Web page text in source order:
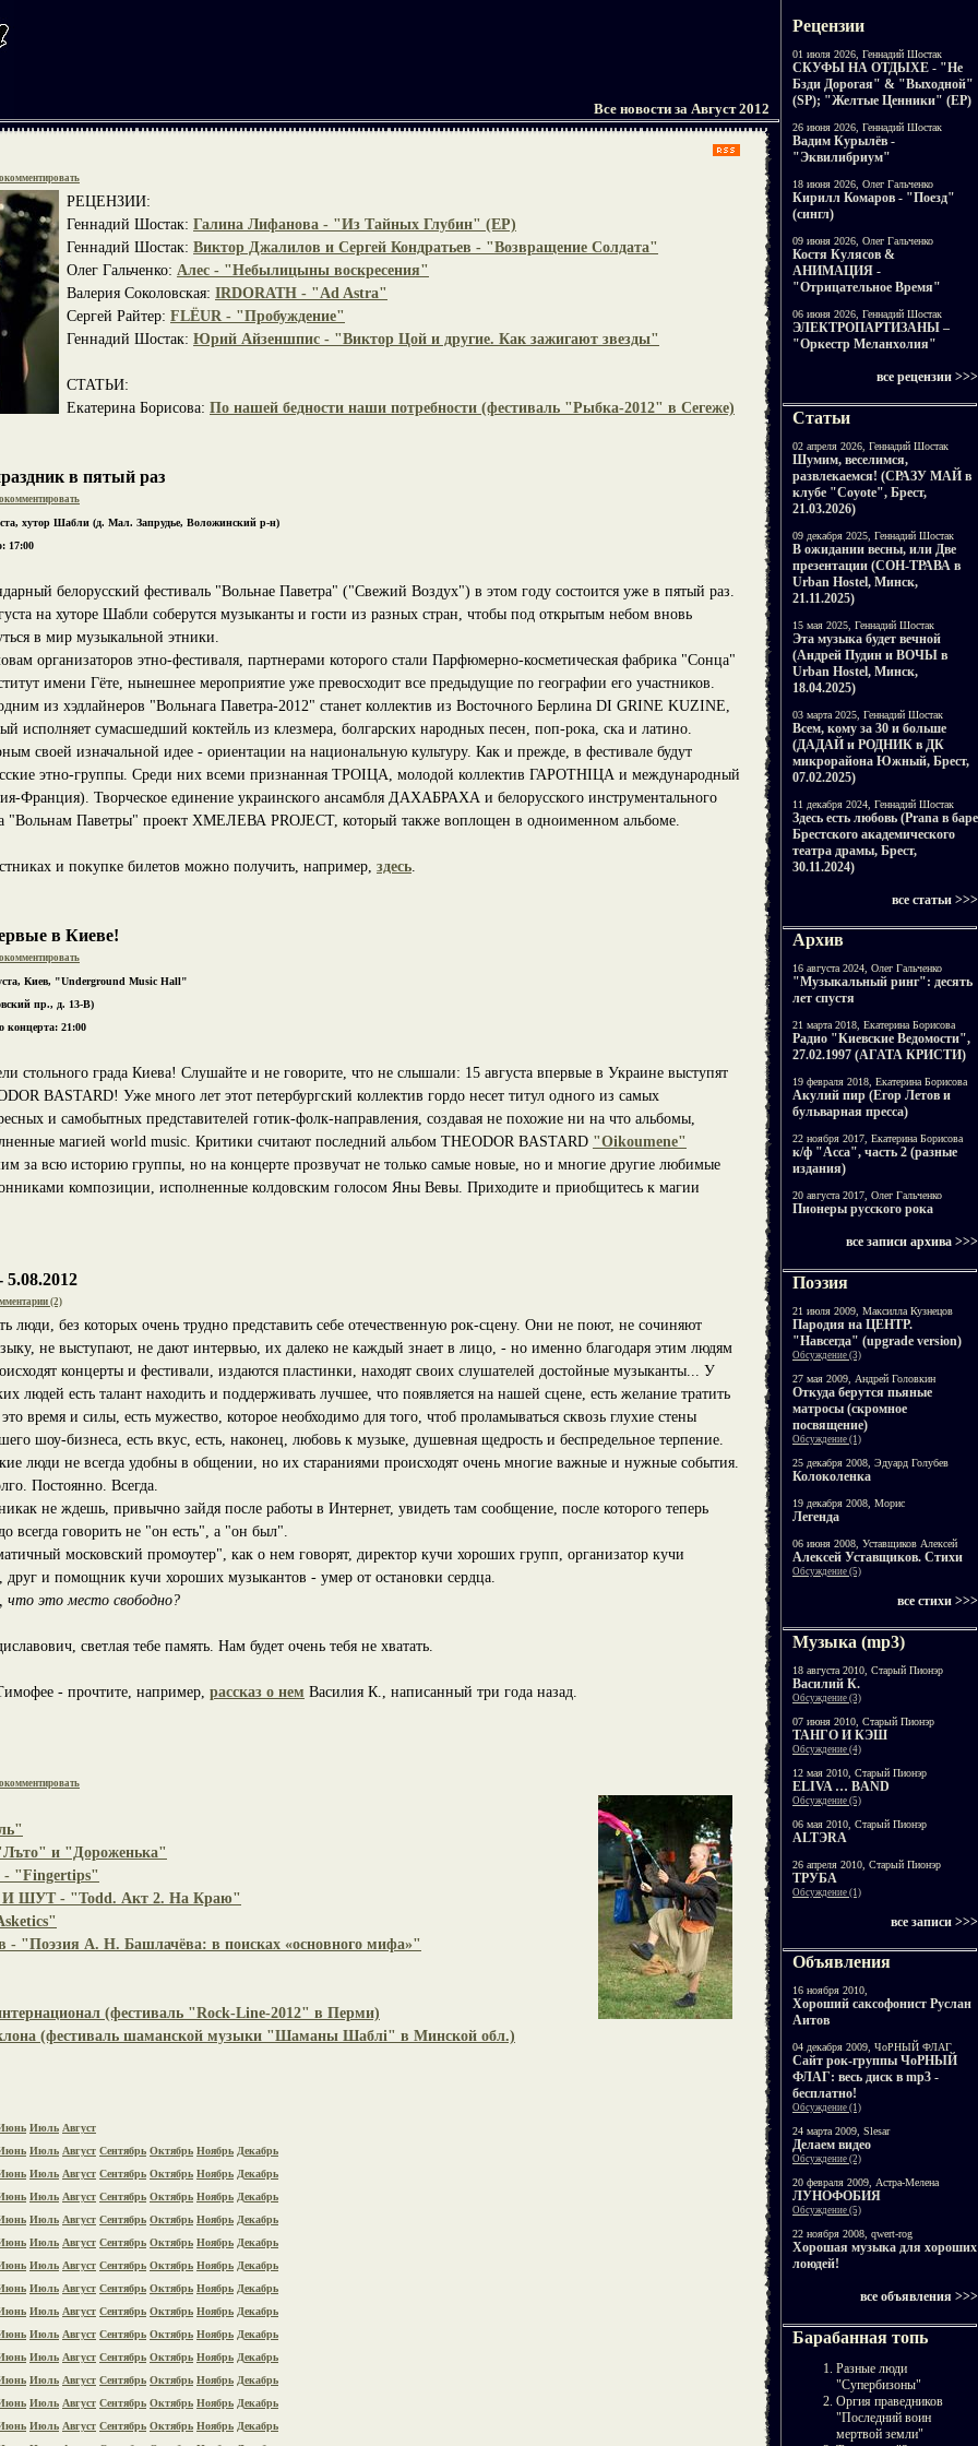
Все новости за Август 2012
РЕЦЕНЗИИ:
Геннадий Шостак: Галина Лифанова - "Из Тайных Глубин" (EP)
Геннадий Шостак: Виктор Джалилов и Сергей Кондратьев - "Возвращение Солдата"
Олег Гальченко: Алес - "Небылицыны воскресения"
Валерия Соколовская: IRDORATH - "Ad Astra"
Сергей Райтер: FLЁUR - "Пробуждение"
Геннадий Шостак: Юрий Айзеншпис - "Виктор Цой и другие. Как зажигают звезды"
СТАТЬИ:
Екатерина Борисова: По нашей бедности наши потребности (фестиваль "Рыбка-2012" в Сегеже)
в пятый раз
хутор Шабли (д. Мал. Запрудье, Воложинский р-н)
17:00
белорусский фестиваль "Вольнае Паветра" ("Свежий Воздух") в этом году состоится уже в пятый раз.
на хуторе Шабли соберутся музыканты и гости из разных стран, чтобы под открытым небом вновь
в мир музыкальной этники.
организаторов этно-фестиваля, партнерами которого стали Парфюмерно-косметическая фабрика "Сонца"
имени Гёте, нынешнее мероприятие уже превосходит все предыдущие по географии его участников.
из хэдлайнеров "Вольнага Паветра-2012" станет коллектив из Восточного Берлина DI GRINE KUZINE,
исполняет сумасшедший коктейль из клезмера, болгарских народных песен, поп-рока, ска и латино.
своей изначальной идее - ориентации на национальную культуру. Как и прежде, в фестивале будут
этно-группы. Среди них всеми признанная ТРОІЦА, молодой коллектив ГАРОТНІЦА и международный
Франция). Творческое единение украинского ансамбля ДАХАБРАХА и белорусского инструментального
"Вольнам Паветры" проект ХМЕЛЕВА PROJECT, который также воплощен в одноименном альбоме.
и покупке билетов можно получить, например, здесь.
в Киеве!
Киев, "Underground Music Hall"
пр., д. 13-В)
концерта: 21:00
стольного града Киева! Слушайте и не говорите, что не слышали: 15 августа впервые в Украине выступят
BASTARD! Уже много лет этот петербургский коллектив гордо несет титул одного из самых
и самобытных представителей готик-фолк-направления, создавая не похожие ни на что альбомы,
магией world music. Критики считают последний альбом THEODOR BASTARD "Oikoumene"
за всю историю группы, но на концерте прозвучат не только самые новые, но и многие другие любимые
композиции, исполненные колдовским голосом Яны Вевы. Приходите и приобщитесь к магии
(2)
люди, без которых очень трудно представить себе отечественную рок-сцену. Они не поют, не сочиняют
не выступают, не дают интервью, их далеко не каждый знает в лицо, - но именно благодаря этим людям
концерты и фестивали, издаются пластинки, находят своих слушателей достойные музыканты... У
людей есть талант находить и поддерживать лучшее, что появляется на нашей сцене, есть желание тратить
время и силы, есть мужество, которое необходимо для того, чтоб проламываться сквозь глухие стены
шоу-бизнеса, есть вкус, есть, наконец, любовь к музыке, душевная щедрость и беспредельное терпение.
люди не всегда удобны в общении, но их стараниями происходят очень многие важные и нужные события.
Постоянно. Всегда.
не ждешь, привычно зайдя после работы в Интернет, увидеть там сообщение, после которого теперь
всегда говорить не "он есть", а "он был".
московский промоутер", как о нем говорят, директор кучи хороших групп, организатор кучи
и помощник кучи хороших музыкантов - умер от остановки сердца.
что это место свободно?
светлая тебе память. Нам будет очень тебя не хватать.
- прочтите, например, рассказ о нем Василия К., написанный три года назад.
и "Дороженька"
- "Fingertips"
ШУТ - "Todd. Акт 2. На Краю"
"Поэзия А. Н. Башлачёва: в поисках «основного мифа»"
(фестиваль "Rock-Line-2012" в Перми)
(фестиваль шаманской музыки "Шаманы Шаблі" в Минской обл.)
Июль Август
Июль Август Сентябрь Октябрь Ноябрь Декабрь
Июль Август Сентябрь Октябрь Ноябрь Декабрь
Июль Август Сентябрь Октябрь Ноябрь Декабрь
Июль Август Сентябрь Октябрь Ноябрь Декабрь
Июль Август Сентябрь Октябрь Ноябрь Декабрь
Июль Август Сентябрь Октябрь Ноябрь Декабрь
Июль Август Сентябрь Октябрь Ноябрь Декабрь
Июль Август Сентябрь Октябрь Ноябрь Декабрь
Июль Август Сентябрь Октябрь Ноябрь Декабрь
Июль Август Сентябрь Октябрь Ноябрь Декабрь
Июль Август Сентябрь Октябрь Ноябрь Декабрь
Июль Август Сентябрь Октябрь Ноябрь Декабрь
Июль Август Сентябрь Октябрь Ноябрь Декабрь
Рецензии
01 июля 2026, Геннадий Шостак
СКУФЫ НА ОТДЫХЕ - "Не
Бзди Дорогая" & "Выходной"
(SP); "Желтые Ценники" (EP)
26 июня 2026, Геннадий Шостак
Вадим Курылёв -
"Эквилибриум"
18 июня 2026, Олег Гальченко
Кирилл Комаров - "Поезд"
(сингл)
09 июня 2026, Олег Гальченко
Костя Кулясов &
АНИМАЦИЯ -
"Отрицательное Время"
06 июня 2026, Геннадий Шостак
ЭЛЕКТРОПАРТИЗАНЫ –
"Оркестр Меланхолия"
все рецензии >>>
Статьи
02 апреля 2026, Геннадий Шостак
Шумим, веселимся,
развлекаемся! (СРАЗУ МАЙ в
клубе "Coyote", Брест,
21.03.2026)
09 декабря 2025, Геннадий Шостак
В ожидании весны, или Две
презентации (СОН-ТРАВА в
Urban Hostel, Минск,
21.11.2025)
15 мая 2025, Геннадий Шостак
Эта музыка будет вечной
(Андрей Пудин и ВОЧЫ в
Urban Hostel, Минск,
18.04.2025)
03 марта 2025, Геннадий Шостак
Всем, кому за 30 и больше
(ДАДАЙ и РОДНИК в ДК
микрорайона Южный, Брест,
07.02.2025)
11 декабря 2024, Геннадий Шостак
Здесь есть любовь (Prana в баре
Брестского академического
театра драмы, Брест,
30.11.2024)
все статьи >>>
Архив
16 августа 2024, Олег Гальченко
"Музыкальный ринг": десять
лет спустя
21 марта 2018, Екатерина Борисова
Радио "Киевские Ведомости",
27.02.1997 (АГАТА КРИСТИ)
19 февраля 2018, Екатерина Борисова
Акулий пир (Егор Летов и
бульварная пресса)
22 ноября 2017, Екатерина Борисова
к/ф "Асса", часть 2 (разные
издания)
20 августа 2017, Олег Гальченко
Пионеры русского рока
все записи архива >>>
Поэзия
21 июля 2009, Максилла Кузнецов
Пародия на ЦЕНТР.
"Навсегда" (upgrade version)
Обсуждение (3)
27 мая 2009, Андрей Головкин
Откуда берутся пьяные
матросы (скромное
посвящение)
Обсуждение (1)
25 декабря 2008, Эдуард Голубев
Колоколенка
19 декабря 2008, Морис
Легенда
06 июня 2008, Уставщиков Алексей
Алексей Уставщиков. Стихи
Обсуждение (5)
все стихи >>>
Музыка (mp3)
18 августа 2010, Старый Пионэр
Василий К.
Обсуждение (3)
07 июня 2010, Старый Пионэр
ТАНГО И КЭШ
Обсуждение (4)
12 мая 2010, Старый Пионэр
ELIVA … BAND
Обсуждение (5)
06 мая 2010, Старый Пионэр
ALTЭRA
26 апреля 2010, Старый Пионэр
ТРУБА
Обсуждение (1)
все записи >>>
Объявления
16 ноября 2010,
Хороший саксофонист Руслан
Аитов
04 декабря 2009, ЧоРНЫЙ ФЛАГ
Cайт рок-группы ЧоРНЫЙ
ФЛАГ: весь диск в mp3 -
бесплатно!
Обсуждение (1)
24 марта 2009, Slesar
Делаем видео
Обсуждение (2)
20 февраля 2009, Астра-Мелена
ЛУНОФОБИЯ
Обсуждение (5)
22 ноября 2008, qwert-rog
Хорошая музыка для хороших
лоюдей!
все объявления >>>
Барабанная топь
Разные люди
"Супербизоны"
Оргия праведников
"Последний воин
мертвой земли"